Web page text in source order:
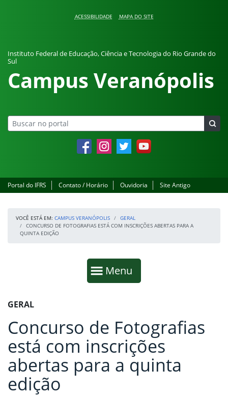
ACESSIBILIDADE MAPA DO SITE
Instituto Federal de Educação, Ciência e Tecnologia do Rio Grande do
Sul
Campus Veranópolis
FacebookInstagramTwitter YouTube
Portal do IFRS Contato / Horário Ouvidoria Site Antigo
VOCÊ ESTÁ EM: CAMPUS VERANÓPOLIS
GERAL
CONCURSO DE FOTOGRAFIAS ESTÁ COM INSCRIÇÕES ABERTAS PARA A
QUINTA EDIÇÃO
Mostrar
Menu
Fim da navegação
Início do conteúdo
GERAL
Concurso de Fotografias
está com inscrições
abertas para a quinta
edição